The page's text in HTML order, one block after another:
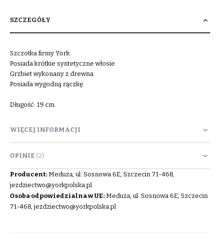
SZCZEGÓŁY
Szczotka firmy York.
Posiada krótkie syntetyczne włosie.
Grzbiet wykonany z drewna.
Posiada wygodną rączkę.
Długość: 19 cm.
WIĘCEJ INFORMACJI
OPINIE 2
Producent: Meduza, ul. Sosnowa 6E, Szczecin 71-468,
jezdziectwo@yorkpolska.pl
Osoba odpowiedzialna w UE: Meduza, ul. Sosnowa 6E, Szczecin
71-468, jezdziectwo@yorkpolska.pl